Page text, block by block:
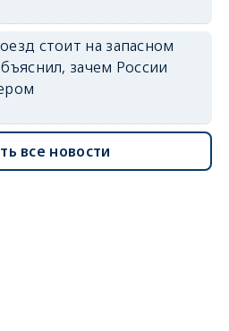
стоит на запасном
зачем России
все новости